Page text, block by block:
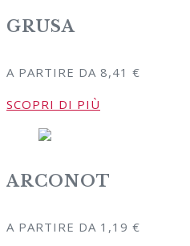
GRUSA
A PARTIRE DA 8,41 €
SCOPRI DI PIÙ
ARCONOT
A PARTIRE DA 1,19 €